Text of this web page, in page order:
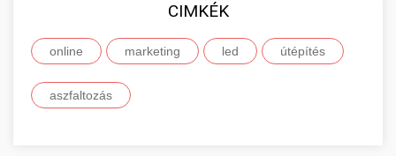
CIMKÉK
online marketing led útépítés
aszfaltozás